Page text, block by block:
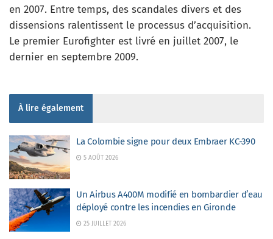
en 2007. Entre temps, des scandales divers et des
dissensions ralentissent le processus d’acquisition.
Le premier Eurofighter est livré en juillet 2007, le
dernier en septembre 2009.
À lire également
La Colombie signe pour deux Embraer KC-390
5 AOÛT 2026
Un Airbus A400M modifié en bombardier d’eau
déployé contre les incendies en Gironde
25 JUILLET 2026